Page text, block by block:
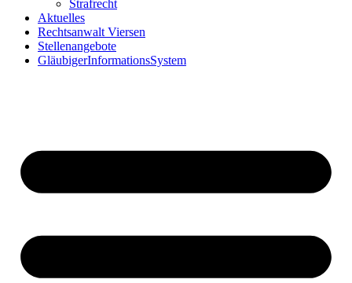
Strafrecht
Aktuelles
Rechtsanwalt Viersen
Stellenangebote
GläubigerInformationsSystem